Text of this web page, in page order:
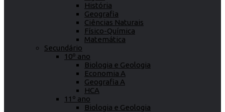
História
Geografia
Ciências Naturais
Físico-Química
Matemática
Secundário
10º ano
Biologia e Geologia
Economia A
Geografia A
HCA
11º ano
Biologia e Geologia